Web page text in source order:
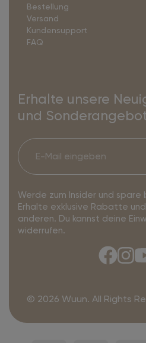
Bestellung
Versand
Kundensupport
FAQ
Erhalte unsere
und
Werde zum Insider und spare
Erhalte exklusive Rabatte
anderen. Du kannst deine
widerrufen.
© 2026 Wuun. All Rights